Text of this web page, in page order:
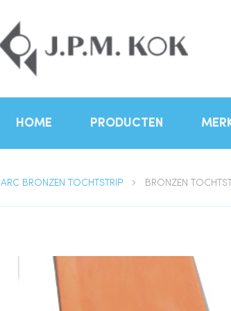
HOME PRODUCTEN
ARC BRONZEN TOCHTSTRIP BRONZEN